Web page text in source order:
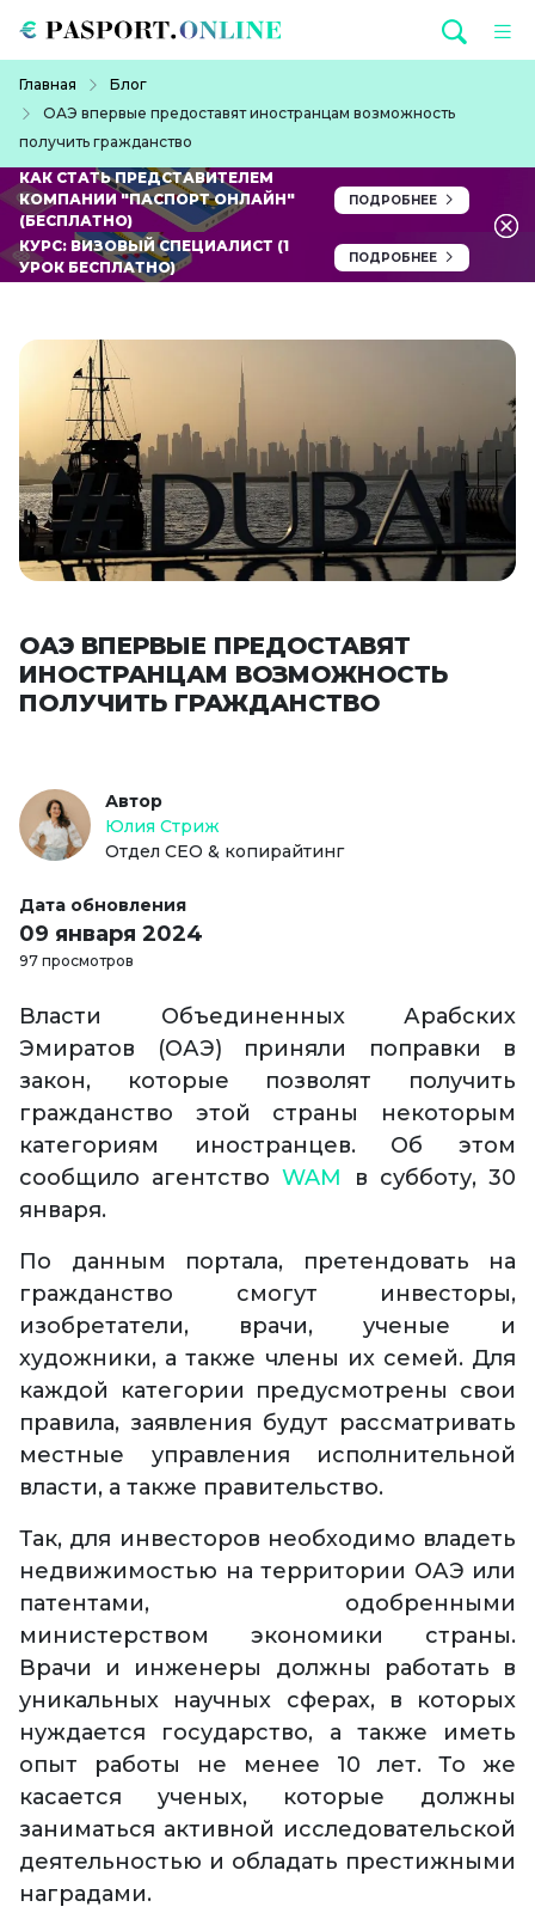
Главная
Блог
ОАЭ впервые предоставят иностранцам возможность
получить гражданство
КАК СТАТЬ ПРЕДСТАВИТЕЛЕМ
КОМПАНИИ "ПАСПОРТ ОНЛАЙН"
(БЕСПЛАТНО)
ПОДРОБНЕЕ
КУРС: ВИЗОВЫЙ СПЕЦИАЛИСТ (1
УРОК БЕСПЛАТНО)
ПОДРОБНЕЕ
ОАЭ ВПЕРВЫЕ ПРЕДОСТАВЯТ
ИНОСТРАНЦАМ ВОЗМОЖНОСТЬ
ПОЛУЧИТЬ ГРАЖДАНСТВО
Автор
Юлия Стриж
Отдел СЕО & копирайтинг
Дата обновления
09 января 2024
97 просмотров
Власти Объединенных Арабских
Эмиратов (ОАЭ) приняли поправки в
закон, которые позволят получить
гражданство этой страны некоторым
категориям иностранцев. Об этом
сообщило агентствоWAM
в субботу, 30
января.
По данным портала, претендовать на
гражданство смогут инвесторы,
изобретатели, врачи, ученые и
художники, а также члены их семей. Для
каждой категории предусмотрены свои
правила, заявления будут рассматривать
местные управления исполнительной
власти, а также правительство.
Так, для инвесторов необходимо владеть
недвижимостью на территории ОАЭ или
патентами, одобренными
министерством экономики страны.
Врачи и инженеры должны работать в
уникальных научных сферах, в которых
нуждается государство, а также иметь
опыт работы не менее 10 лет. То же
касается ученых, которые должны
заниматься активной исследовательской
деятельностью и обладать престижными
наградами.